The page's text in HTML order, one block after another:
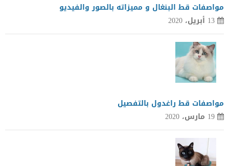
مواصفات قط البنغال و مميزاته بالصور والفيديو
13 أبريل، 2020
مواصفات قط راغدول بالتفصيل
19 مارس، 2020